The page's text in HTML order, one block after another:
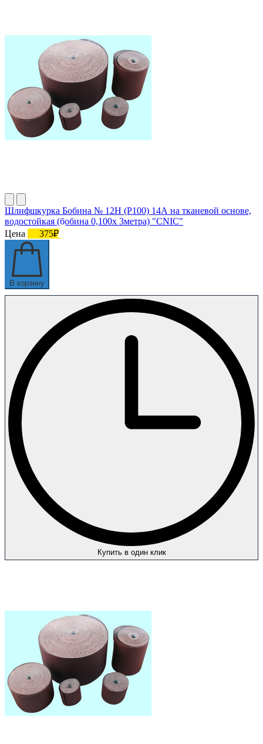
Шлифшкурка Бобина № 12Н (P100) 14А на тканевой основе,
водостойкая (бобина 0,100х 3метра) "CNIC"
Цена
375₽
В корзину
Купить в один клик